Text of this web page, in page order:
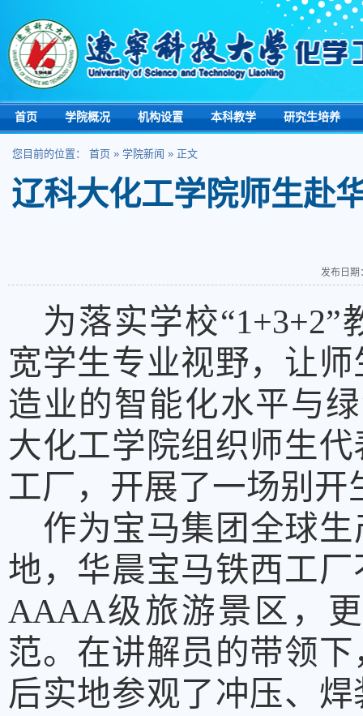
首页 学院概况 机构设置 本科教学 研究生培养
您目前的位置： 首页 » 学院新闻 » 正文
辽科大化工学院师生赴
发布日期
为落实学校“1+3+2”
宽学生专业视野，让
造业的智能化水平与
大化工学院组织师生
工厂，开展了一场别
作为宝马集团全球
地，华晨宝马铁西工
AAAA级旅游景区，
范。在讲解员的带领
后实地参观了冲压、